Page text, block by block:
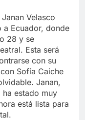
Velasco
a Ecuador, donde
28 y se
Esta será
con su
Sofía Caiche
Janan,
ha estado muy
está lista para